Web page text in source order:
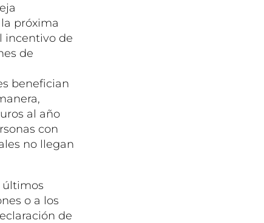
próxima
incentivo de
de
benefician
al año
con
no llegan
últimos
o a los
de